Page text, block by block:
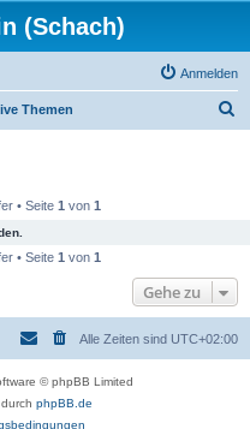
(Schach)
Anmelden
Themen
• Seite 1 von 1
• Seite 1 von 1
Gehe zu
Alle Zeiten sind UTC+02:00
© phpBB Limited
phpBB.de